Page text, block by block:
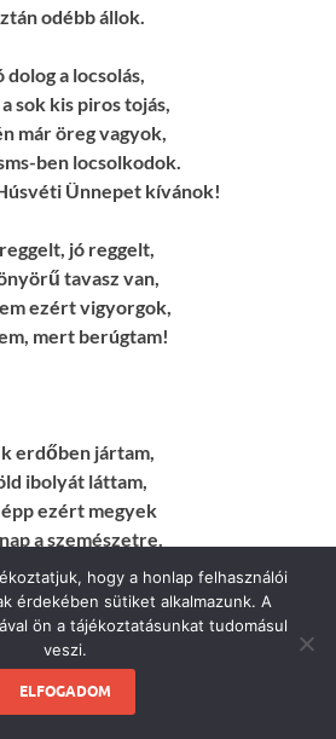
odébb állok.
dolog a locsolás,
sok kis piros tojás,
már öreg vagyok,
ben locsolkodok.
Ünnepet kívánok!
jó reggelt,
tavasz van,
ezért vigyorgok,
mert berúgtam!
erdőben jártam,
ibolyát láttam,
épp ezért megyek
a szemészetre.
Kék ibolya,
Kék az ég,
Kék a kölni,
Mi kell még?
hogy a honlap felhasználói
érdekében sütiket alkalmazunk. A
ön a tájékoztatásunkat tudomásul
veszi.
ELFOGADOM